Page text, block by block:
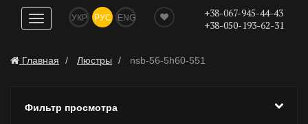
Показать
навигацию
УКР РУС ENG
+38-067-945-44-43
+38-050-193-62-31
Главная Люстры nsb-56-5h60-551
Фильтр просмотра